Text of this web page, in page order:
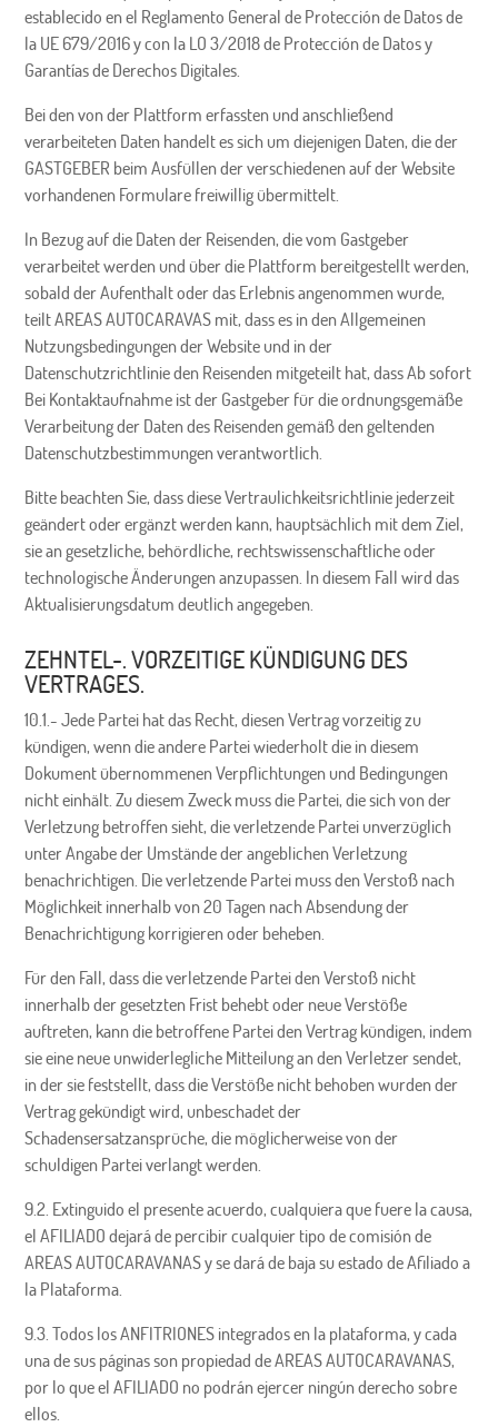
establecido en el Reglamento General de Protección de Datos de
la UE 679/2016 y con la LO 3/2018 de Protección de Datos y
Garantías de Derechos Digitales.
Bei den von der Plattform erfassten und anschließend
verarbeiteten Daten handelt es sich um diejenigen Daten, die der
GASTGEBER beim Ausfüllen der verschiedenen auf der Website
vorhandenen Formulare freiwillig übermittelt.
In Bezug auf die Daten der Reisenden, die vom Gastgeber
verarbeitet werden und über die Plattform bereitgestellt werden,
sobald der Aufenthalt oder das Erlebnis angenommen wurde,
teilt AREAS AUTOCARAVAS mit, dass es in den Allgemeinen
Nutzungsbedingungen der Website und in der
Datenschutzrichtlinie den Reisenden mitgeteilt hat, dass Ab sofort
Bei Kontaktaufnahme ist der Gastgeber für die ordnungsgemäße
Verarbeitung der Daten des Reisenden gemäß den geltenden
Datenschutzbestimmungen verantwortlich.
Bitte beachten Sie, dass diese Vertraulichkeitsrichtlinie jederzeit
geändert oder ergänzt werden kann, hauptsächlich mit dem Ziel,
sie an gesetzliche, behördliche, rechtswissenschaftliche oder
technologische Änderungen anzupassen. In diesem Fall wird das
Aktualisierungsdatum deutlich angegeben.
ZEHNTEL-. VORZEITIGE KÜNDIGUNG DES
VERTRAGES.
10.1.- Jede Partei hat das Recht, diesen Vertrag vorzeitig zu
kündigen, wenn die andere Partei wiederholt die in diesem
Dokument übernommenen Verpflichtungen und Bedingungen
nicht einhält. Zu diesem Zweck muss die Partei, die sich von der
Verletzung betroffen sieht, die verletzende Partei unverzüglich
unter Angabe der Umstände der angeblichen Verletzung
benachrichtigen. Die verletzende Partei muss den Verstoß nach
Möglichkeit innerhalb von 20 Tagen nach Absendung der
Benachrichtigung korrigieren oder beheben.
Für den Fall, dass die verletzende Partei den Verstoß nicht
innerhalb der gesetzten Frist behebt oder neue Verstöße
auftreten, kann die betroffene Partei den Vertrag kündigen, indem
sie eine neue unwiderlegliche Mitteilung an den Verletzer sendet,
in der sie feststellt, dass die Verstöße nicht behoben wurden der
Vertrag gekündigt wird, unbeschadet der
Schadensersatzansprüche, die möglicherweise von der
schuldigen Partei verlangt werden.
9.2. Extinguido el presente acuerdo, cualquiera que fuere la causa,
el AFILIADO dejará de percibir cualquier tipo de comisión de
AREAS AUTOCARAVANAS y se dará de baja su estado de Afiliado a
la Plataforma.
9.3. Todos los ANFITRIONES integrados en la plataforma, y cada
una de sus páginas son propiedad de AREAS AUTOCARAVANAS,
por lo que el AFILIADO no podrán ejercer ningún derecho sobre
ellos.